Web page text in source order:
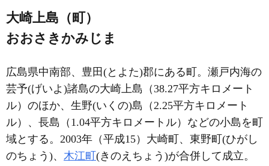
大崎上島（町）
おおさきかみじま
広島県中南部、豊田(とよた)郡にある町。瀬戸内海の
芸予(げいよ)諸島の大崎上島（38.27平方キロメート
ル）のほか、生野(いくの)島（2.25平方キロメート
ル）、長島（1.04平方キロメートル）などの小島を町
域とする。2003年（平成15）大崎町、東野町(ひがし
のちょう)、 木江町 (きのえちょう)が合併して成立。